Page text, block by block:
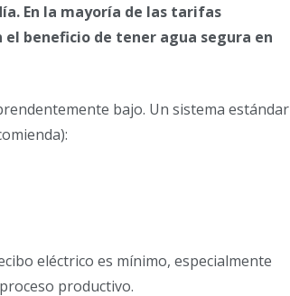
En la mayoría de las tarifas
beneficio de tener agua segura en
bajo. Un sistema estándar
eléctrico es mínimo, especialmente
productivo.